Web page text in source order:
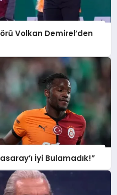
Volkan Demirel’den
İyi Bulamadık!”